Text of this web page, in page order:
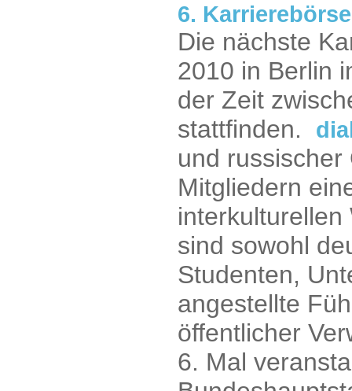
6.
Die nächste
2010 in Berlin
der Zeit
stattfinden.
und
Mitgliedern
sind sowohl
Studenten,
angestellte
öffentlicher
6. Mal